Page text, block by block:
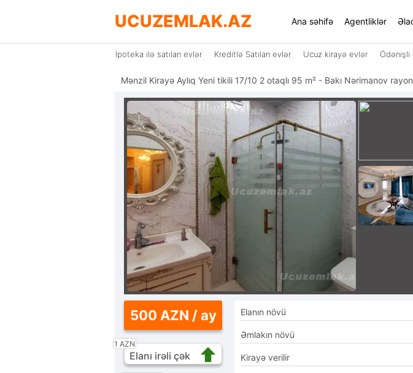
UCUZEMLAK.AZ Ana səhifə Agentliklər
İpoteka ilə satılan evlər Kreditlə Satılan evlər Ucuz kirayə evlər Ödənişli
Mənzil Kirayə Aylıq Yeni tikili 17/10 2 otaqlı 95 m² - Bakı Nərimanov
500 AZN / ay
1 AZN
Elanı irəli çək
Elanın növü
Əmlakın növü
Kirayə verilir